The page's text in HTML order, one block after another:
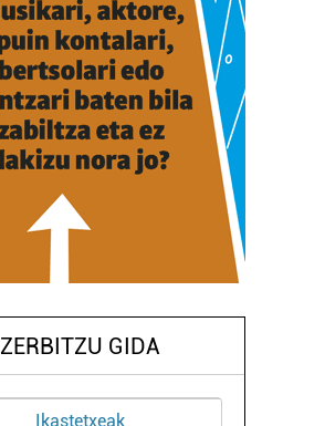
ZERBITZU GIDA
Ikastetxeak